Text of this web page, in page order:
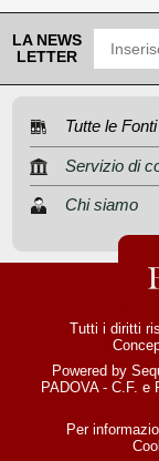
LA NEWS
LETTER
Tutte le Fonti
Servizio di
Chi siamo
Tutti i diritti
Powered by
PADOVA - C.F. e
Per